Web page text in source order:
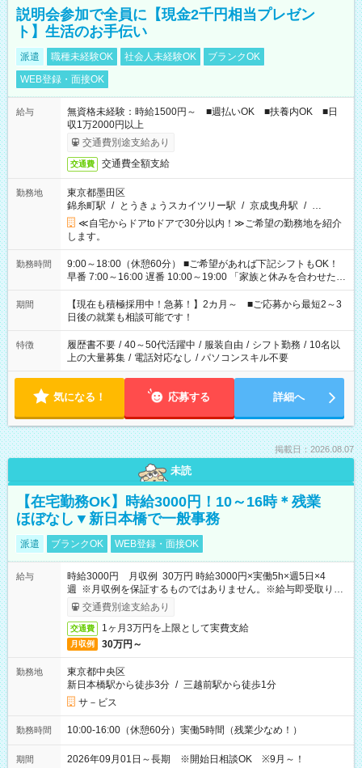
説明会参加で全員に【現金2千円相当プレゼン
ト】生活のお手伝い
派遣 職種未経験OK 社会人未経験OK
ブランクOK
WEB登録・面接OK
給与
無資格未経験：時給1500円～ ■週払いOK ■扶養内OK ■日
収1万2000円以上
交通費別途支給あり
交通費 交通費全額支給
勤務地
東京都墨田区
錦糸町駅 / とうきょうスカイツリー駅 / 京成曳舟駅 / …
≪自宅からドアtoドアで30分以内！≫ご希望の勤務地を紹介
します。
勤務時間
9:00～18:00（休憩60分） ■ご希望があれば下記シフトもOK！
早番 7:00～16:00 遅番 10:00～19:00 「家族と休みを合わせた
い」 「余裕を持って夕飯の準備がしたい」 「できれば残業はし
たくない」 など、ご希望を教えてくださいね。 ※Wワーク希望
の方へ 今ご覧のお仕事で希望する勤務時間と、もう1つのお仕事
の勤務時間。 合計で週40時間を超える場合は応募できません。
期間
【現在も積極採用中！急募！】2カ月～ ■ご応募から最短2～3
日後の就業も相談可能です！
特徴 履歴書不要 / 40～50代活躍中 / 服装自由 / シフト勤務 / 10名以
上の大量募集 / 電話対応なし / パソコンスキル不要
気になる！ 応募する 詳細へ
掲載日：2026.08.07
未読
【在宅勤務OK】時給3000円！10～16時＊残業
ほぼなし▼新日本橋で一般事務
派遣 ブランクOK WEB登録・面接OK
給与
時給3000円 月収例 30万円 時給3000円×実働5h×週5日×4
週 ※月収例を保証するものではありません。※給与即受取りサ
ービス利用可（利用条件有）
交通費別途支給あり
交通費 1ヶ月3万円を上限として実費支給
月収例 30万円～
勤務地
東京都中央区
新日本橋駅から徒歩3分 / 三越前駅から徒歩1分
サ－ビス
勤務時間 10:00-16:00（休憩60分）実働5時間（残業少なめ！）
期間 2026年09月01日～長期 ※開始日相談OK ※9月～！